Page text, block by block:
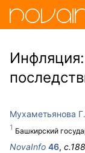
Мухаметьянова
Башкирский
NovaInfo 46, с.